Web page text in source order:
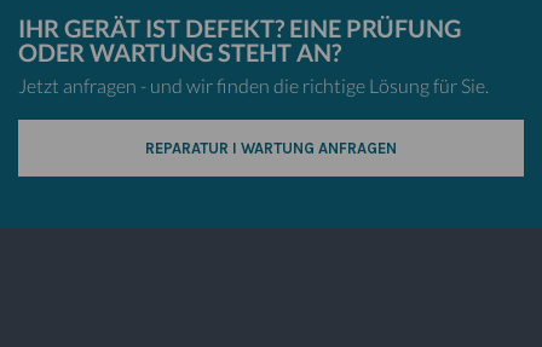
IHR GERÄT IST DEFEKT? EINE PRÜFUNG
ODER WARTUNG STEHT AN?
Jetzt anfragen - und wir finden die richtige Lösung für Sie.
REPARATUR I WARTUNG ANFRAGEN